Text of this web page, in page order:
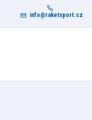
info@raketsport.cz